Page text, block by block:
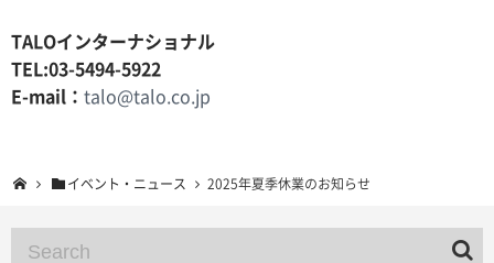
TALOインターナショナル
TEL:03-5494-5922
E-mail： talo@talo.co.jp
イベント・ニュース 2025年夏季休業のお知らせ